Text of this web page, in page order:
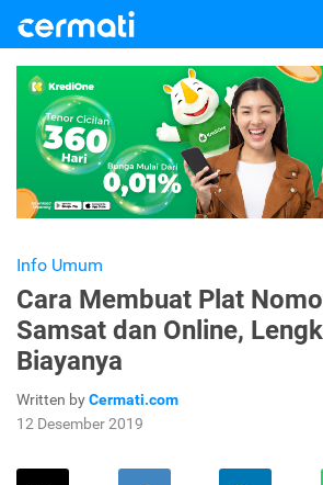
Info Umum
Cara Membuat Plat
Samsat dan Online,
Biayanya
Written byCermati.com
12 Desember 2019